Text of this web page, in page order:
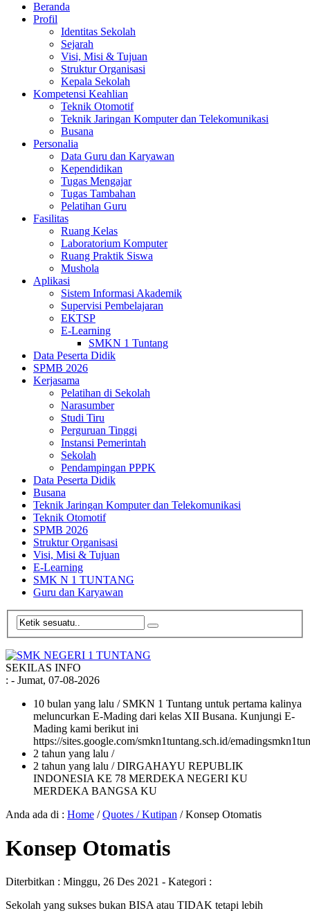
Beranda
Profil
Identitas Sekolah
Sejarah
Visi, Misi & Tujuan
Struktur Organisasi
Kepala Sekolah
Kompetensi Keahlian
Teknik Otomotif
Teknik Jaringan Komputer dan Telekomunikasi
Busana
Personalia
Data Guru dan Karyawan
Kependidikan
Tugas Mengajar
Tugas Tambahan
Pelatihan Guru
Fasilitas
Ruang Kelas
Laboratorium Komputer
Ruang Praktik Siswa
Mushola
Aplikasi
Sistem Informasi Akademik
Supervisi Pembelajaran
EKTSP
E-Learning
SMKN 1 Tuntang
Data Peserta Didik
SPMB 2026
Kerjasama
Pelatihan di Sekolah
Narasumber
Studi Tiru
Perguruan Tinggi
Instansi Pemerintah
Sekolah
Pendampingan PPPK
Data Peserta Didik
Busana
Teknik Jaringan Komputer dan Telekomunikasi
Teknik Otomotif
SPMB 2026
Struktur Organisasi
Visi, Misi & Tujuan
E-Learning
SMK N 1 TUNTANG
Guru dan Karyawan
SEKILAS INFO
: - Jumat, 07-08-2026
10 bulan yang lalu / SMKN 1 Tuntang untuk pertama kalinya
meluncurkan E-Mading dari kelas XII Busana. Kunjungi E-
Mading kami berikut ini
https://sites.google.com/smkn1tuntang.sch.id/
2 tahun yang lalu /
2 tahun yang lalu / DIRGAHAYU REPUBLIK
INDONESIA KE 78 MERDEKA NEGERI KU
MERDEKA BANGSA KU
Anda ada di : Home /Quotes / Kutipan /Konsep Otomatis
Konsep Otomatis
Diterbitkan : Minggu, 26 Des 2021 - Kategori :
Sekolah yang sukses bukan BISA atau TIDAK tetapi lebih